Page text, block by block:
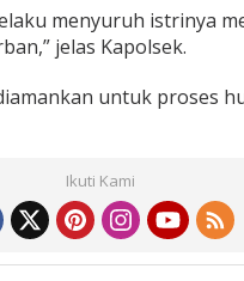
menyuruh istrinya
jelas Kapolsek.
untuk proses
Ikuti Kami